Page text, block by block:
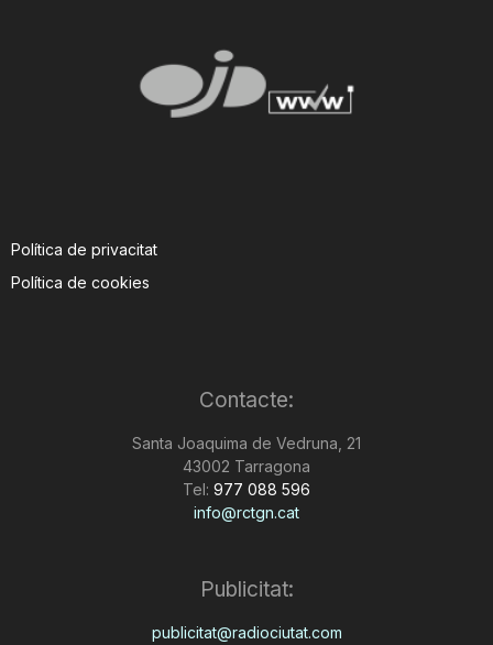
Política de privacitat
Política de cookies
Contacte:
Santa Joaquima de Vedruna, 21
43002 Tarragona
Tel: 977 088 596
info@rctgn.cat
Publicitat:
publicitat@radiociutat.com